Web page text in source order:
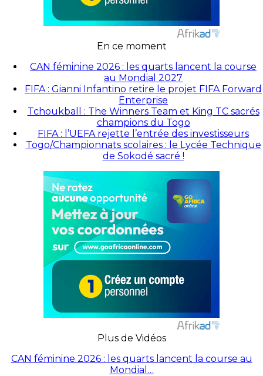
En ce moment
CAN féminine 2026 : les quarts lancent la course
au Mondial 2027
FIFA : Gianni Infantino retire le projet FIFA Forward
Enterprise
Tchoukball : The Winners Team et King TC sacrés
champions du Togo
FIFA : l’UEFA rejette l’entrée des investisseurs
Togo/Championnats scolaires : le Lycée Technique
de Sokodé sacré !
Plus de Vidéos
CAN féminine 2026 : les quarts lancent la course au
Mondial…